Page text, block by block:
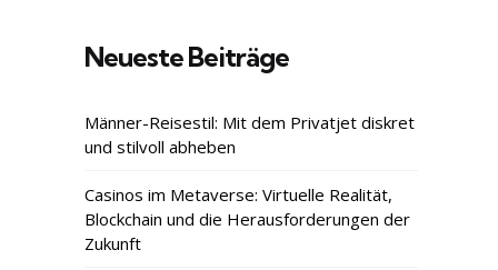
Neueste Beiträge
Männer-Reisestil: Mit dem Privatjet diskret
und stilvoll abheben
Casinos im Metaverse: Virtuelle Realität,
Blockchain und die Herausforderungen der
Zukunft